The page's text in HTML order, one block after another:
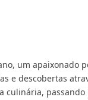
um apaixonado
e descobertas
culinária,